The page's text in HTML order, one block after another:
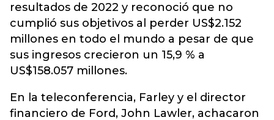
resultados de 2022 y reconoció que no
cumplió sus objetivos al perder US$2.152
millones en todo el mundo a pesar de que
sus ingresos crecieron un 15,9 % a
US$158.057 millones.
En la teleconferencia, Farley y el director
financiero de Ford, John Lawler, achacaron